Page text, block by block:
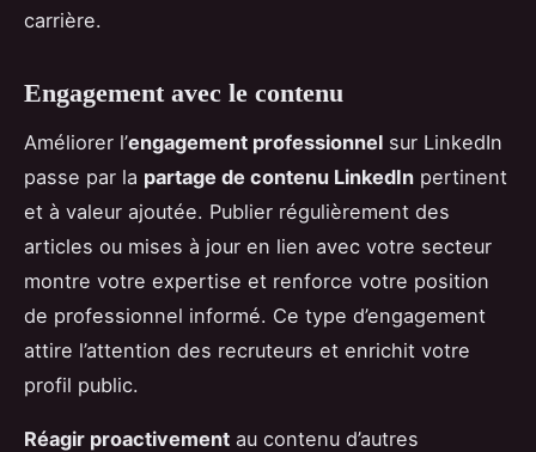
carrière.
Engagement avec le contenu
Améliorer l’engagement professionnel sur LinkedIn
passe par la partage de contenu LinkedIn pertinent
et à valeur ajoutée. Publier régulièrement des
articles ou mises à jour en lien avec votre secteur
montre votre expertise et renforce votre position
de professionnel informé. Ce type d’engagement
attire l’attention des recruteurs et enrichit votre
profil public.
Réagir proactivement au contenu d’autres